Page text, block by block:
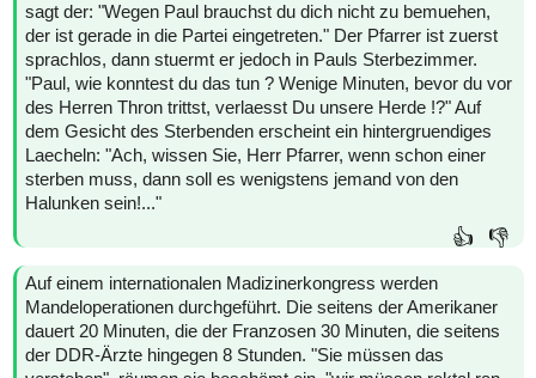
sagt der: "Wegen Paul brauchst du dich nicht zu bemuehen,
der ist gerade in die Partei eingetreten." Der Pfarrer ist zuerst
sprachlos, dann stuermt er jedoch in Pauls Sterbezimmer.
"Paul, wie konntest du das tun ? Wenige Minuten, bevor du vor
des Herren Thron trittst, verlaesst Du unsere Herde !?" Auf
dem Gesicht des Sterbenden erscheint ein hintergruendiges
Laecheln: "Ach, wissen Sie, Herr Pfarrer, wenn schon einer
sterben muss, dann soll es wenigstens jemand von den
Halunken sein!..."
👍 👎
Auf einem internationalen Madizinerkongress werden
Mandeloperationen durchgeführt. Die seitens der Amerikaner
dauert 20 Minuten, die der Franzosen 30 Minuten, die seitens
der DDR-Ärzte hingegen 8 Stunden. "Sie müssen das